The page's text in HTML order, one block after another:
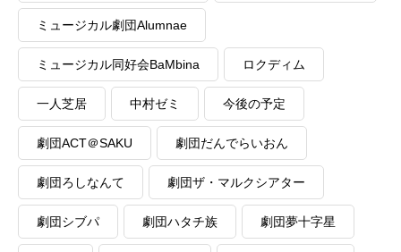
ミュージカル劇団Alumnae
ミュージカル同好会BaMbina ロクディム
一人芝居 中村ゼミ 今後の予定
劇団ACT＠SAKU 劇団だんでらいおん
劇団ろしなんて 劇団ザ・マルクシアター
劇団シブパ 劇団ハタチ族 劇団夢十字星